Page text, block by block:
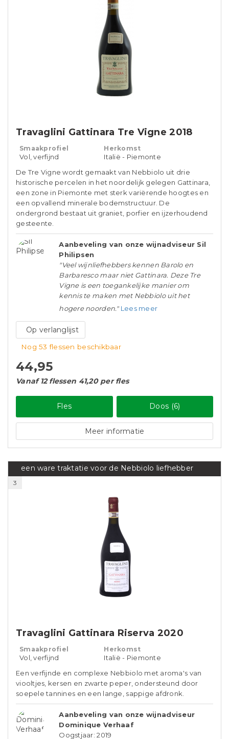
Travaglini Gattinara Tre Vigne 2018
Smaakprofiel
Vol, verfijnd
Herkomst
Italië - Piemonte
De Tre Vigne wordt gemaakt van Nebbiolo uit drie
historische percelen in het noordelijk gelegen Gattinara,
een zone in Piemonte met sterk variërende hoogtes en
een opvallend minerale bodemstructuur. De
ondergrond bestaat uit graniet, porfier en ijzerhoudend
gesteente.
Aanbeveling van onze wijnadviseur Sil
Philipsen
"Veel wijnliefhebbers kennen Barolo en
Barbaresco maar niet Gattinara. Deze Tre
Vigne is een toegankelijke manier om
kennis te maken met Nebbiolo uit het
hogere noorden." Lees meer
Op verlanglijst
Nog 53 flessen beschikbaar
44,95
Vanaf 12 flessen 41,20 per fles
Fles Doos (6)
Meer informatie
een ware traktatie voor de Nebbiolo liefhebber
3
Travaglini Gattinara Riserva 2020
Smaakprofiel
Vol, verfijnd
Herkomst
Italië - Piemonte
Een verfijnde en complexe Nebbiolo met aroma's van
viooltjes, kersen en zwarte peper, ondersteund door
soepele tannines en een lange, sappige afdronk.​
Aanbeveling van onze wijnadviseur
Dominique Verhaaf
Oogstjaar: 2019